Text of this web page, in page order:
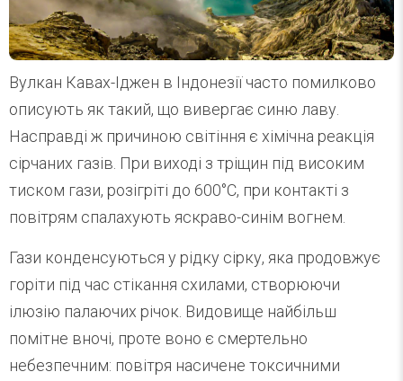
Вулкан Кавах-Іджен в Індонезії часто помилково
описують як такий, що вивергає синю лаву.
Насправді ж причиною світіння є хімічна реакція
сірчаних газів. При виході з тріщин під високим
тиском гази, розігріті до 600°C, при контакті з
повітрям спалахують яскраво-синім вогнем.
Гази конденсуються у рідку сірку, яка продовжує
горіти під час стікання схилами, створюючи
ілюзію палаючих річок. Видовище найбільш
помітне вночі, проте воно є смертельно
небезпечним: повітря насичене токсичними